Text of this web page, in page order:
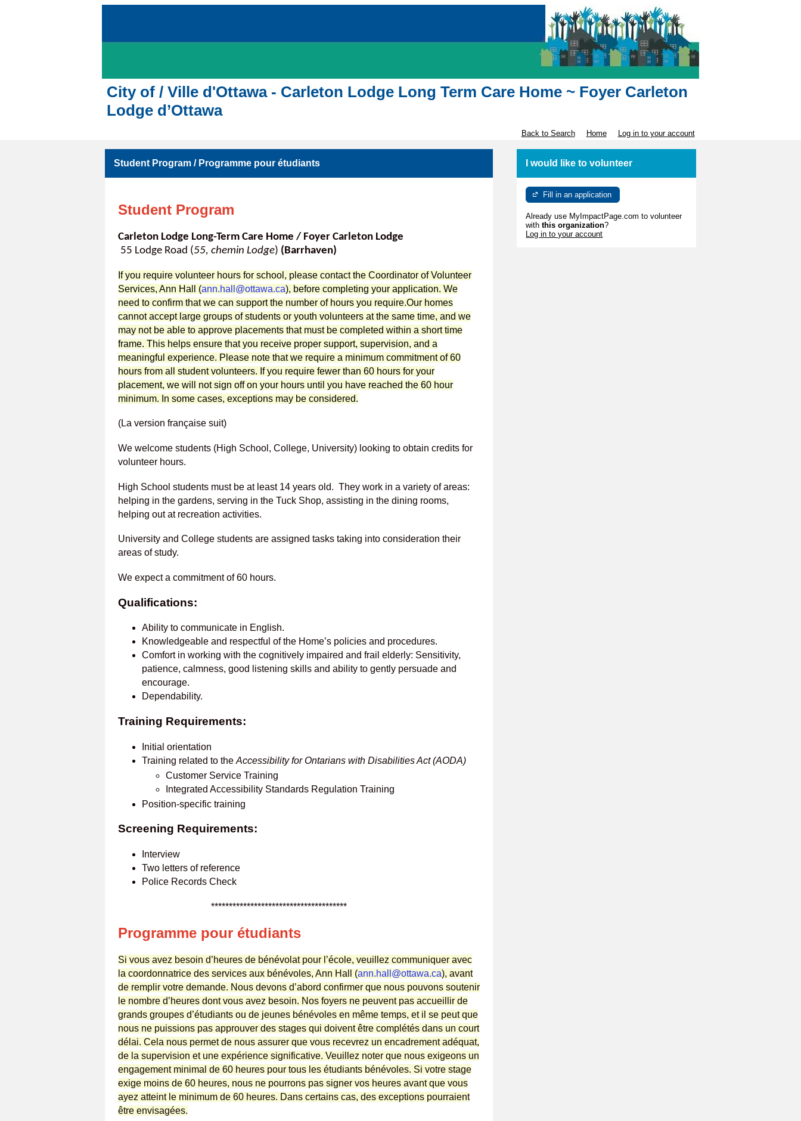
City of / Ville d'Ottawa - Carleton Lodge Long Term Care Home ~ Foyer Carleton
Lodge d’Ottawa
Back to Search Home Log in to your account
Student Program / Programme pour étudiants
Student Program
Carleton Lodge Long-Term Care Home / Foyer Carleton Lodge
55 Lodge Road (55, chemin Lodge) (Barrhaven)
If you require volunteer hours for school, please contact the Coordinator of Volunteer
Services, Ann Hall (ann.hall@ottawa.ca), before completing your application. We
need to confirm that we can support the number of hours you require.Our homes
cannot accept large groups of students or youth volunteers at the same time, and we
may not be able to approve placements that must be completed within a short time
frame. This helps ensure that you receive proper support, supervision, and a
meaningful experience. Please note that we require a minimum commitment of 60
hours from all student volunteers. If you require fewer than 60 hours for your
placement, we will not sign off on your hours until you have reached the 60 hour
minimum. In some cases, exceptions may be considered.
(La version française suit)
We welcome students (High School, College, University) looking to obtain credits for
volunteer hours.
High School students must be at least 14 years old. They work in a variety of areas:
helping in the gardens, serving in the Tuck Shop, assisting in the dining rooms,
helping out at recreation activities.
University and College students are assigned tasks taking into consideration their
areas of study.
We expect a commitment of 60 hours.
Qualifications:
Ability to communicate in English.
Knowledgeable and respectful of the Home’s policies and procedures.
Comfort in working with the cognitively impaired and frail elderly: Sensitivity,
patience, calmness, good listening skills and ability to gently persuade and
encourage.
Dependability.
Training Requirements:
Initial orientation
Training related to the Accessibility for Ontarians with Disabilities Act (AODA)
Customer Service Training
Integrated Accessibility Standards Regulation Training
Position-specific training
Screening Requirements:
Interview
Two letters of reference
Police Records Check
**************************************
Programme pour étudiants
Si vous avez besoin d’heures de bénévolat pour l’école, veuillez communiquer avec
la coordonnatrice des services aux bénévoles, Ann Hall (ann.hall@ottawa.ca), avant
de remplir votre demande. Nous devons d’abord confirmer que nous pouvons soutenir
le nombre d’heures dont vous avez besoin. Nos foyers ne peuvent pas accueillir de
grands groupes d’étudiants ou de jeunes bénévoles en même temps, et il se peut que
nous ne puissions pas approuver des stages qui doivent être complétés dans un court
délai. Cela nous permet de nous assurer que vous recevrez un encadrement adéquat,
de la supervision et une expérience significative. Veuillez noter que nous exigeons un
engagement minimal de 60 heures pour tous les étudiants bénévoles. Si votre stage
exige moins de 60 heures, nous ne pourrons pas signer vos heures avant que vous
ayez atteint le minimum de 60 heures. Dans certains cas, des exceptions pourraient
être envisagées.
I would like to volunteer
Fill in an application
Already use MyImpactPage.com to volunteer
withthis organization?
Log in to your account